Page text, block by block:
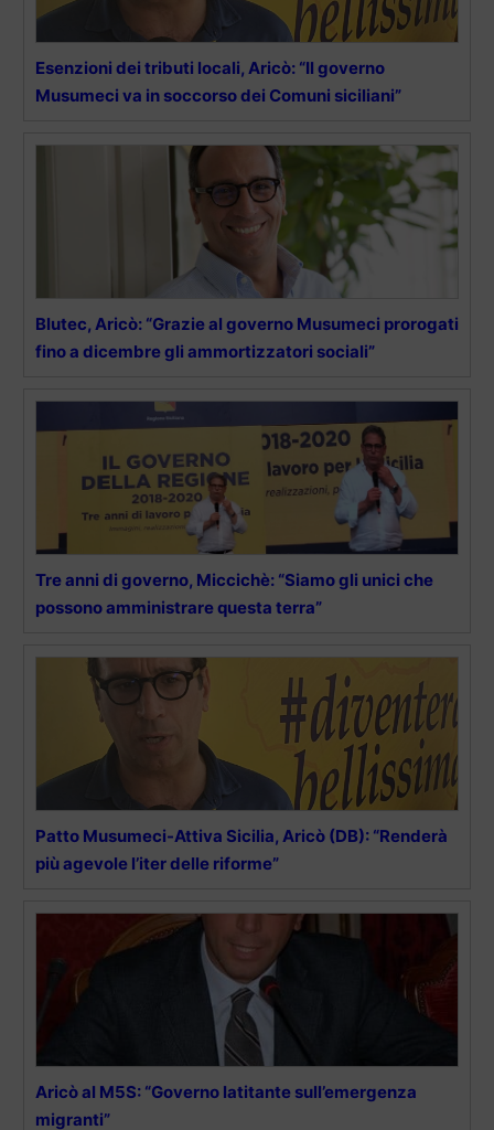
Esenzioni dei tributi locali, Aricò: “Il governo
Musumeci va in soccorso dei Comuni siciliani”
Blutec, Aricò: “Grazie al governo Musumeci prorogati
fino a dicembre gli ammortizzatori sociali”
Tre anni di governo, Miccichè: “Siamo gli unici che
possono amministrare questa terra”
Patto Musumeci-Attiva Sicilia, Aricò (DB): “Renderà
più agevole l’iter delle riforme”
Aricò al M5S: “Governo latitante sull’emergenza
migranti”